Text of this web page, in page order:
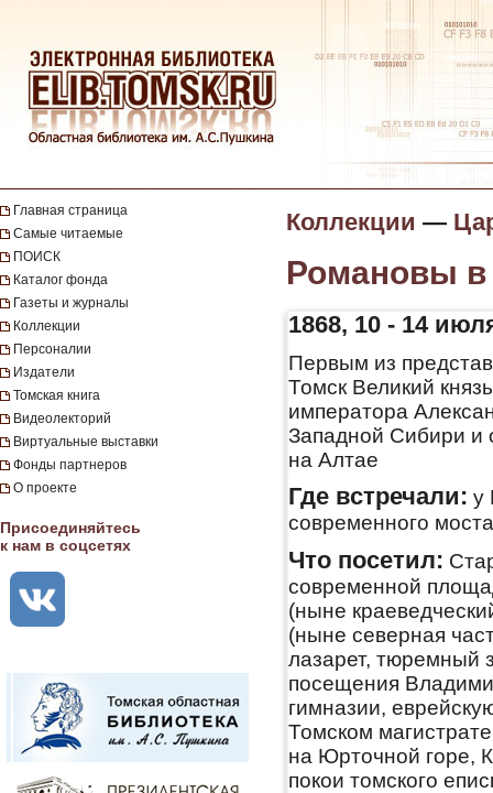
Главная страница
Самые читаемые
ПОИСК
Каталог фонда
Газеты и журналы
Коллекции
Персоналии
Издатели
Томская книга
Видеолекторий
Виртуальные выставки
Фонды партнеров
О проекте
Присоединяйтесь
к нам в соцсетях
Коллекции —
Романовы в
1868, 10 - 14
Первым из
Томск Великий
императора
Западной Сибири и
на Алтае
Где встречали: у
современного
Что посетил:
современной
(ныне
(ныне северная
лазарет, тюремный
посещения
гимназии,
Томском
на Юрточной горе,
покои томского